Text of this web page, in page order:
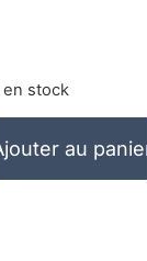
en stock
au